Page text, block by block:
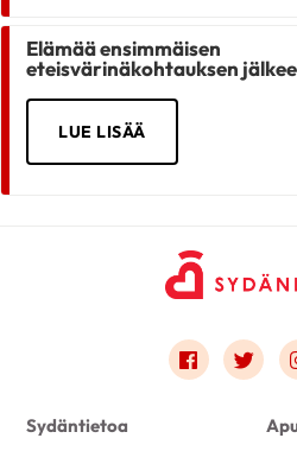
Elämää ensimmäisen
eteisvärinäkohtauksen
LUE LISÄÄ
Link toLink
Sydäntietoa